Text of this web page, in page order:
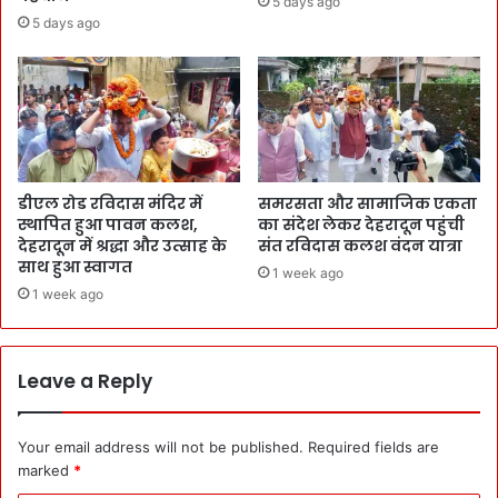
5 days ago
डीएल रोड रविदास मंदिर में
स्थापित हुआ पावन कलश,
देहरादून में श्रद्धा और उत्साह के
साथ हुआ स्वागत
1 week ago
समरसता और सामाजिक एकता
का संदेश लेकर देहरादून पहुंची
संत रविदास कलश वंदन यात्रा
1 week ago
Leave a Reply
Your email address will not be published. Required fields are
marked *